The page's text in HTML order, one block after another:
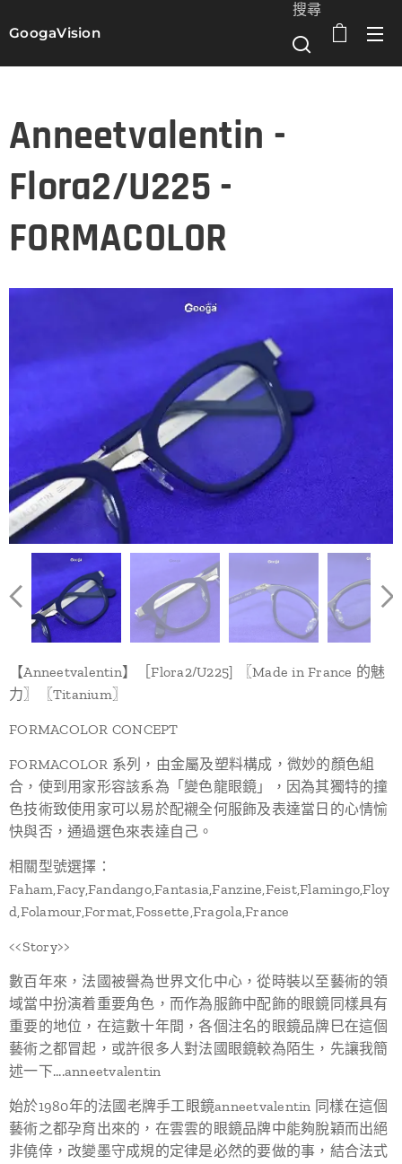
GoogaVision
搜尋
Anneetvalentin -
Flora2/U225 -
FORMACOLOR
【Anneetvalentin】［Flora2/U225] 〖Made in France 的魅
力〗〖Titanium〗
FORMACOLOR CONCEPT
FORMACOLOR 系列，由金屬及塑料構成，微妙的顏色組
合，使到用家形容該系為「變色龍眼鏡」，因為其獨特的撞
色技術致使用家可以易於配襯全何服飾及表達當日的心情愉
快與否，通過選色來表達自己。
相關型號選擇：
Faham,Facy,Fandango,Fantasia,Fanzine,Feist,Flamingo,Floy
d,Folamour,Format,Fossette,Fragola,France
<<Story>>
數百年來，法國被譽為世界文化中心，從時裝以至藝術的領
域當中扮演着重要角色，而作為服飾中配飾的眼鏡同樣具有
重要的地位，在這數十年間，各個注名的眼鏡品牌巳在這個
藝術之都冒起，或許很多人對法國眼鏡較為陌生，先讓我簡
述一下....anneetvalentin
始於1980年的法國老牌手工眼鏡anneetvalentin 同樣在這個
藝術之都孕育出來的，在雲雲的眼鏡品牌中能夠脫穎而出絕
非僥倖，改變墨守成規的定律是必然的要做的事，結合法式